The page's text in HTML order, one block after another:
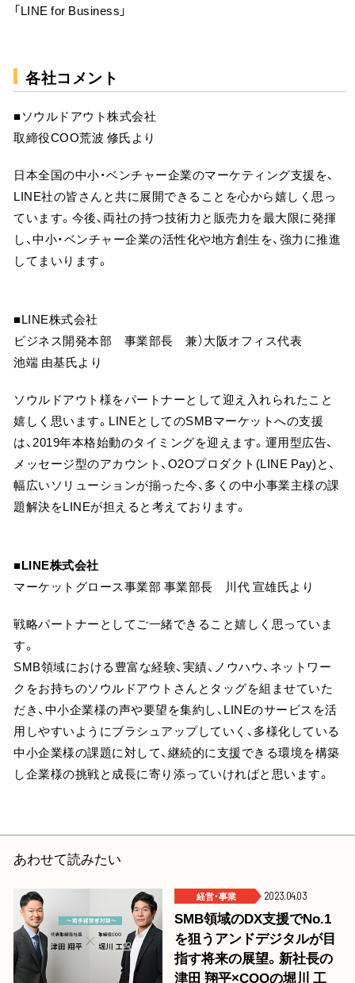
「LINE for Business」
各社コメント
■ソウルドアウト株式会社
取締役COO荒波 修氏より
日本全国の中小・ベンチャー企業のマーケティング支援を、
LINE社の皆さんと共に展開できることを心から嬉しく思っ
ています。今後、両社の持つ技術力と販売力を最大限に発揮
し、中小・ベンチャー企業の活性化や地方創生を、強力に推進
してまいります。
■LINE株式会社
ビジネス開発本部 事業部長 兼）大阪オフィス代表
池端 由基氏より
ソウルドアウト様をパートナーとして迎え入れられたこと
嬉しく思います。LINEとしてのSMBマーケットへの支援
は、2019年本格始動のタイミングを迎えます。運用型広告、
メッセージ型のアカウント、O2Oプロダクト(LINE Pay)と、
幅広いソリューションが揃った今、多くの中小事業主様の課
題解決をLINEが担えると考えております。
■LINE株式会社
マーケットグロース事業部 事業部長 川代 宣雄氏より
戦略パートナーとしてご一緒できること嬉しく思っていま
す。
SMB領域における豊富な経験、実績、ノウハウ、ネットワー
クをお持ちのソウルドアウトさんとタッグを組ませていた
だき、中小企業様の声や要望を集約し、LINEのサービスを活
用しやすいようにブラシュアップしていく、多様化している
中小企業様の課題に対して、継続的に支援できる環境を構築
し企業様の挑戦と成長に寄り添っていければと思います。
あわせて読みたい
経営･事業 2023.04.03
SMB領域のDX支援でNo.1
を狙うアンドデジタルが目
指す将来の展望。新社長の
津田 翔平×COOの堀川 工